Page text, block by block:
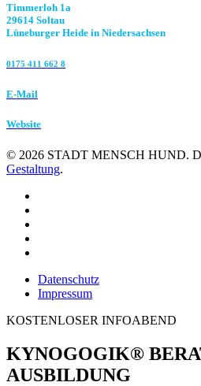
Timmerloh 1a
29614 Soltau
Lüneburger Heide in Niedersachsen
0175 411 662 8‬
E-Mail
Website
© 2026 STADT MENSCH HUND.
Gestaltung.
Datenschutz
Impressum
KOSTENLOSER INFOABEND
KYNOGOGIK®
AUSBILDUNG